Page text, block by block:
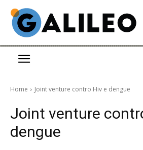
Home Joint venture contro Hiv e dengue
Joint venture
dengue